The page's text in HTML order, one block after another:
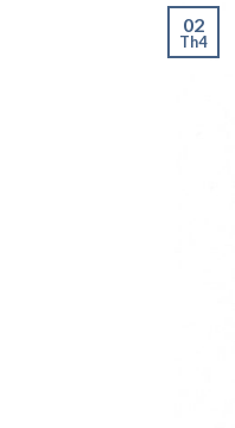
02
Th4